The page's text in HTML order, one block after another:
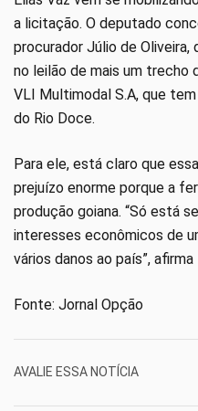
a licitação. O deputado
procurador Júlio de
no leilão de mais um trecho
VLI Multimodal S.A, que
do Rio Doce.
Para ele, está claro que
prejuízo enorme porque a
produção goiana. “Só está
interesses econômicos de
vários danos ao país”, afirma
Fonte: Jornal Opção
AVALIE ESSA NOTÍCIA